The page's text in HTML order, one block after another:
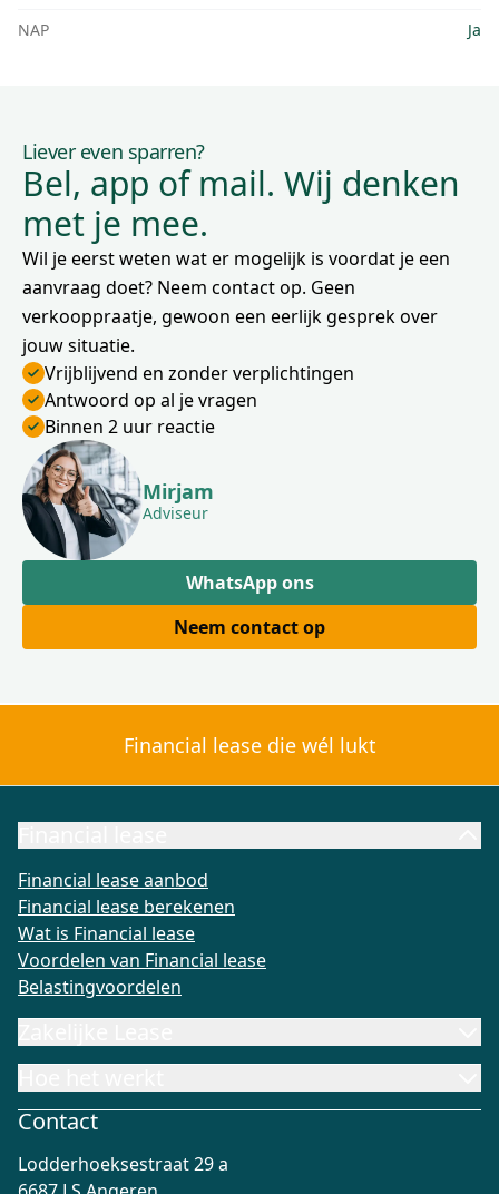
NAP
Ja
Liever even sparren?
Bel, app of mail. Wij denken
met je mee.
Wil je eerst weten wat er mogelijk is voordat je een
aanvraag doet? Neem contact op. Geen
verkooppraatje, gewoon een eerlijk gesprek over
jouw situatie.
Vrijblijvend en zonder verplichtingen
Antwoord op al je vragen
Binnen 2 uur reactie
Mirjam
Adviseur
WhatsApp ons
Neem contact op
Financial lease die wél lukt
Financial lease aanbod
Financial lease berekenen
Wat is Financial lease
Voordelen van Financial lease
Belastingvoordelen
Contact
Lodderhoeksestraat 29 a